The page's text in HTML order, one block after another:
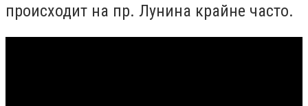
происходит на пр. Лунина крайне часто.